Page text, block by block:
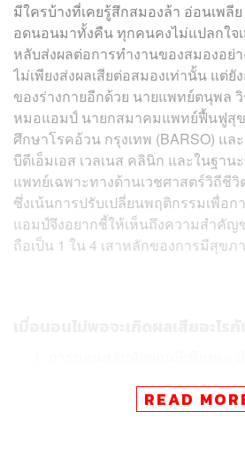
มีใครบ้างที่เคยรู้สึกสมองล้า อ่อนเพลี
อดนอนมาทั้งคืน ทุกคนคงไม่แปลกใจ
หลับส่งผลต่อการทำงานของสมองอย่
ไม่เพียงส่งผลเสียต่อสมองเท่านั้น แต่
ของร่างกายอีกด้วย นายแพทย์ตนุพล
หมอแอมป์ นายกสมาคมแพทย์ฟื้นฟูสุข
ศึกษาโรคอ้วน กรุงเทพ (BARSO) แ
บีดีเอ็มเอส เวลเนส คลินิก และในฐา
แพทย์เฉพาะทางด้านเวชศาสตร์วิถีชีวิ
ซึ่งเน้นการปรับเปลี่ยนพฤติกรรมเพื่อ
แอมป์จึงอยากชี้ให้เห็นถึงความสำคั
ถือเป็น 1 ใน 4 เสาหลักของการมีสุขภ
กับข้อมูลที่เข้ามา ถ้าเรานอนน้อย
READ